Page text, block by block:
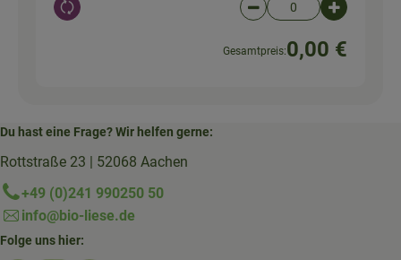
Auswahl ändern Artikelanzahl
Gesamtpreis:0,00 €
Du hast eine Frage? Wir helfen gerne:
Rottstraße 23 | 52068 Aachen
+49 (0)241 990250 50
info@bio-liese.de
Folge uns hier: